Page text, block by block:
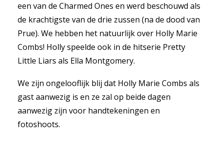
een van de Charmed Ones en werd beschouwd als
de krachtigste van de drie zussen (na de dood van
Prue). We hebben het natuurlijk over Holly Marie
Combs! Holly speelde ook in de hitserie Pretty
Little Liars als Ella Montgomery.
We zijn ongelooflijk blij dat Holly Marie Combs als
gast aanwezig is en ze zal op beide dagen
aanwezig zijn voor handtekeningen en
fotoshoots.